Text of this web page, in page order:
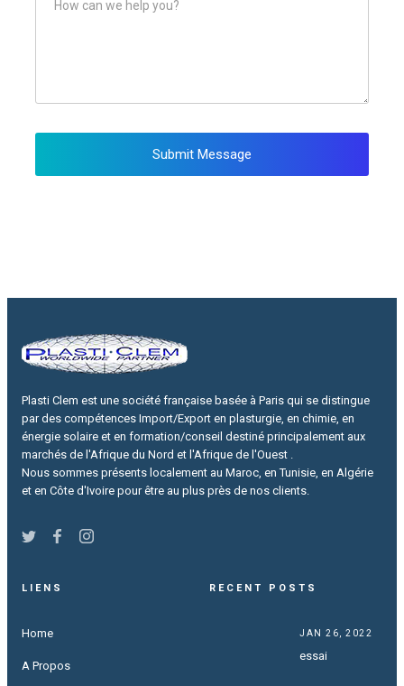
Plasti Clem est une société française basée à Paris qui se distingue
par des compétences Import/Export en plasturgie, en chimie, en
énergie solaire et en formation/conseil destiné principalement aux
marchés de l'Afrique du Nord et l'Afrique de l'Ouest .
Nous sommes présents localement au Maroc, en Tunisie, en Algérie
et en Côte d'Ivoire pour être au plus près de nos clients.
LIENS
Home
A Propos
RECENT POSTS
JAN 26, 2022
essai